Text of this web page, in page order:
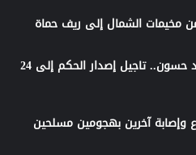
الجلسة الخامسة لمحاكمة احمد حسون.. تاجيل إصدار الحكم إلى 24
وإصابة آخرين بهجومين مسلحين